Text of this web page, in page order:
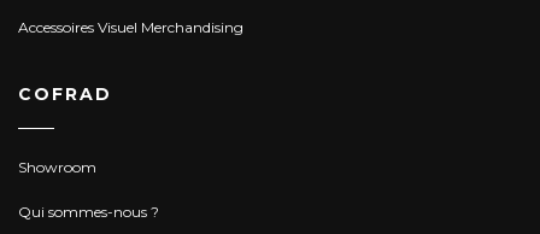
Accessoires Visuel Merchandising
COFRAD
Showroom
Qui sommes-nous ?